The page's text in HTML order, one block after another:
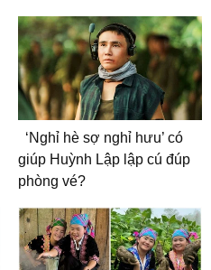
‘Nghỉ hè sợ nghỉ hưu’ có
giúp Huỳnh Lập lập cú đúp
phòng vé?